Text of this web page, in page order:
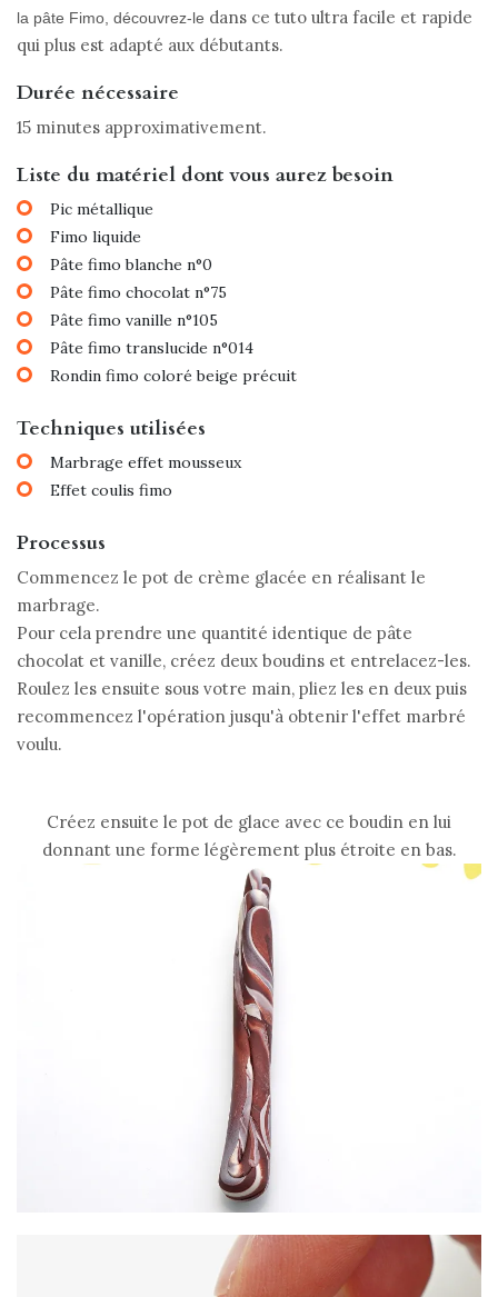
la pâte Fimo, découvrez-le dans ce tuto ultra facile et rapide
qui plus est adapté aux débutants.
Durée nécessaire
15 minutes approximativement.
Liste du matériel dont vous aurez besoin
Pic métallique
Fimo liquide
Pâte fimo blanche n°0
Pâte fimo chocolat n°75
Pâte fimo vanille n°105
Pâte fimo translucide n°014
Rondin fimo coloré beige précuit
Techniques utilisées
Marbrage effet mousseux
Effet coulis fimo
Processus
Commencez le pot de crème glacée en réalisant le
marbrage.
Pour cela prendre une quantité identique de pâte
chocolat et vanille, créez deux boudins et entrelacez-les.
Roulez les ensuite sous votre main, pliez les en deux puis
recommencez l'opération jusqu'à obtenir l'effet marbré
voulu.
Créez ensuite le pot de glace avec ce boudin en lui
donnant une forme légèrement plus étroite en bas.